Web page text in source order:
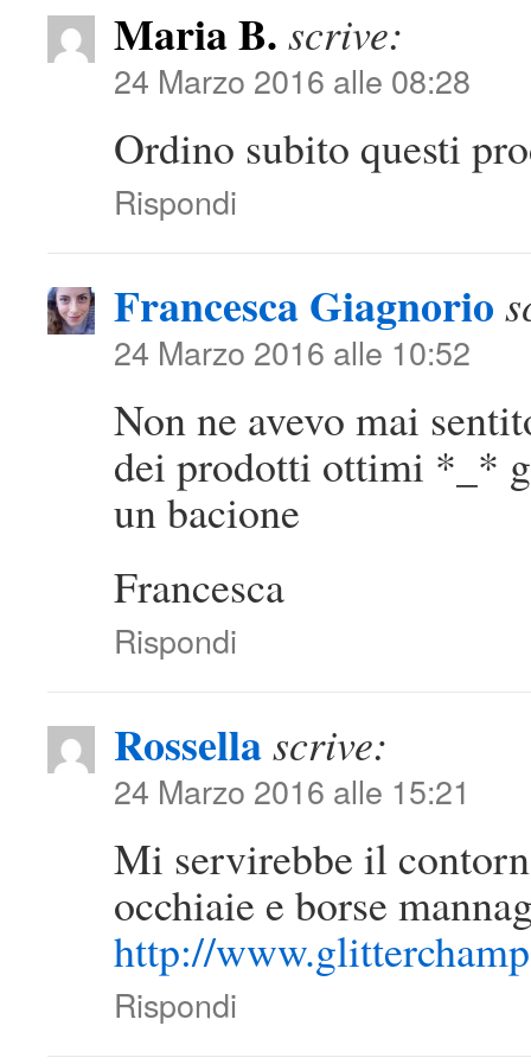
Maria B. scrive:
24 Marzo 2016 alle 08:28
Ordino subito questi
Rispondi
Francesca Giagnorio
24 Marzo 2016 alle 10:52
Non ne avevo mai
dei prodotti ottimi *_*
un bacione
Francesca
Rispondi
Rossellascrive:
24 Marzo 2016 alle 15:21
Mi servirebbe il
occhiaie e borse
http://
Rispondi